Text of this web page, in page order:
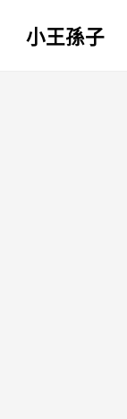
小王孫子